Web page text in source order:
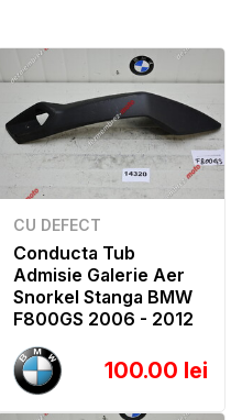
CU DEFECT
Conducta Tub
Admisie Galerie Aer
Snorkel Stanga BMW
F800GS 2006 - 2012
100.00 lei